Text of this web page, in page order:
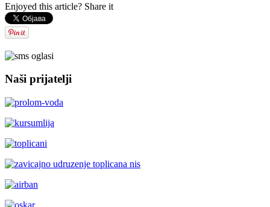
Enjoyed this article? Share it
Naši prijatelji